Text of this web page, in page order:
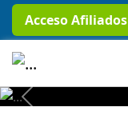
Acceso Afiliados
Previous